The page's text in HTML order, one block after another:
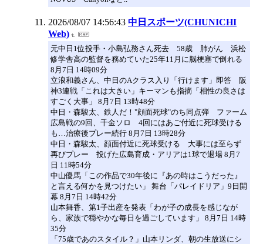
2026/08/07 14:56:43 中日スポーツ(CHUNICHI
Web)
元中日1位投手・小島弘務さん死去 58歳 肺がん 浜松
修学舎高の監督を務めていた25年11月に脳梗塞で倒れる
8月7日 14時09分
立浪和義さん、中日のAクラス入り「行けます」即答 阪
神3連戦「これは大きい」キーマンも指摘「相性の良さは
すごく大事」 8月7日 13時48分
中日・森駿太、鉄人だ！"顔面死球"のち同点弾 ファーム
広島戦の9回、千金ソロ 4回にはあご付近に死球受ける
も…治療後プレー続行 8月7日 13時28分
中日・森駿太、顔面付近に死球受ける 大事には至らず
再びプレー 投げた広島育成・アリアは1球で退場 8月7
日 11時54分
中山優馬「この作品で30年後に『あの時はこうだった』
と言える何かを見つけたい」 舞台「パレイドリア」9日開
幕 8月7日 14時42分
山本舞香、第1子出産を発表「わが子の成長を感じなが
ら、家族で穏やかな毎日を過ごしています」 8月7日 14時
35分
「75歳であのスタイル？」山本リンダ、朝の生放送にシ